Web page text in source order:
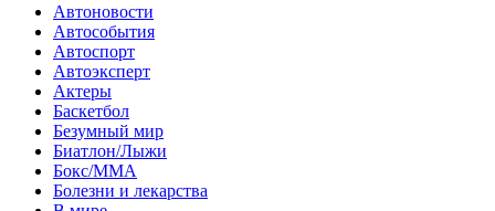
Автоновости
Автособытия
Автоспорт
Автоэксперт
Актеры
Баскетбол
Безумный мир
Биатлон/Лыжи
Бокс/MMA
Болезни и лекарства